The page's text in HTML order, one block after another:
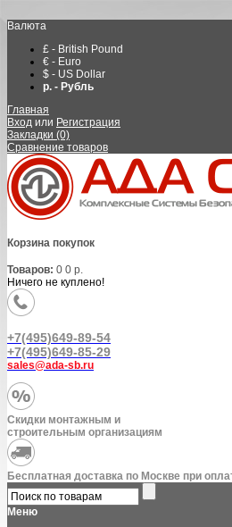
Валюта
£ - British Pound
€ - Euro
$ - US Dollar
р. - Рубль
Главная
Вход или Регистрация
Закладки (0)
Сравнение товаров
Корзина покупок
Товаров: 0 0 р.
Ничего не куплено!
+7(495)649-89-54
+7(495)649-85-29
sales@ada-sb.ru
Скидки монтажным и
строительным организациям
Бесплатная доставка по Москве при
Меню